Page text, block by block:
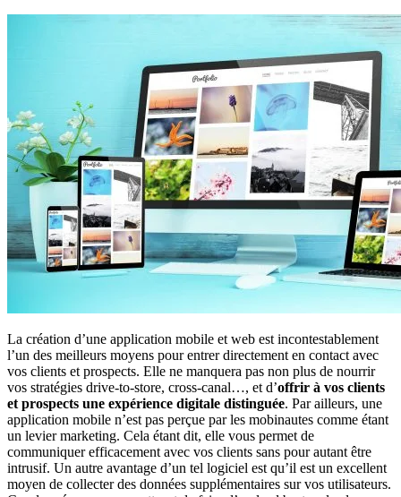
La création d’une application mobile et web est incontestablement
l’un des meilleurs moyens pour entrer directement en contact avec
vos clients et prospects. Elle ne manquera pas non plus de nourrir
vos stratégies drive-to-store, cross-canal…, et d’offrir à vos clients
et prospects une expérience digitale distinguée. Par ailleurs, une
application mobile n’est pas perçue par les mobinautes comme étant
un levier marketing. Cela étant dit, elle vous permet de
communiquer efficacement avec vos clients sans pour autant être
intrusif. Un autre avantage d’un tel logiciel est qu’il est un excellent
moyen de collecter des données supplémentaires sur vos utilisateurs.